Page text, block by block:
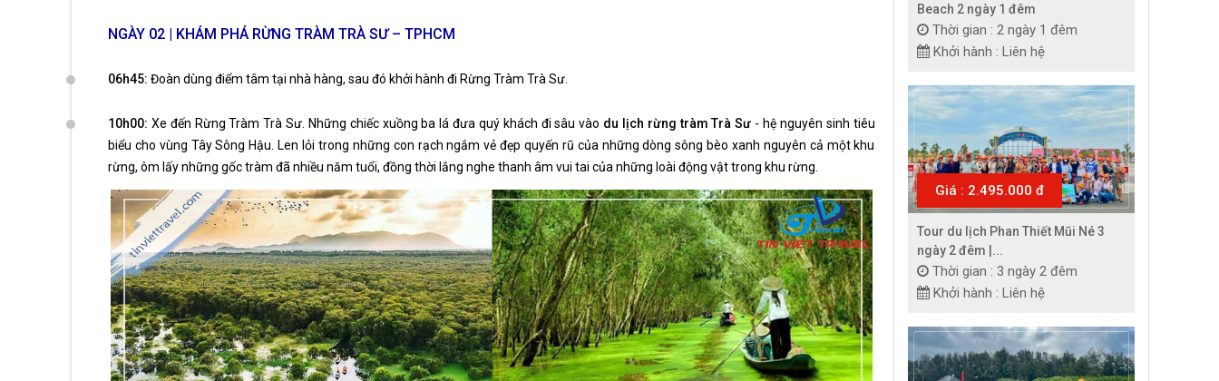
NGÀY 02 | KHÁM PHÁ RỪNG TRÀM TRÀ SƯ – TPHCM
06h45: Đoàn dùng điểm tâm tại nhà hàng, sau đó khởi hành đi Rừng Tràm Trà Sư.
10h00: Xe đến Rừng Tràm Trà Sư. Những chiếc xuồng ba lá đưa quý khách đi sâu vào du lịch rừng tràm Trà Sư - hệ nguyên sinh tiêu
biểu cho vùng Tây Sông Hậu. Len lỏi trong những con rạch ngắm vẻ đẹp quyến rũ của những dòng sông bèo xanh nguyên cả một khu
rừng, ôm lấy những gốc tràm đã nhiều năm tuổi, đồng thời lắng nghe thanh âm vui tai của những loài động vật trong khu rừng.
Beach 2 ngày 1 đêm
Thời gian : 2 ngày 1 đêm
Khởi hành : Liên hệ
Giá : 2.495.000 đ
Tour du lịch Phan Thiết Mũi Né 3
ngày 2 đêm |...
Thời gian : 3 ngày 2 đêm
Khởi hành : Liên hệ